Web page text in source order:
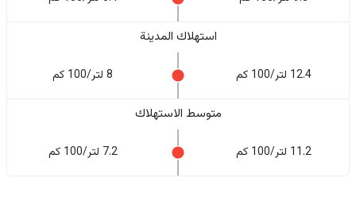
استهلاك المدينة
12.4 لتر/100 كم 8 لتر/100 كم
متوسط الاستهلاك
11.2 لتر/100 كم 7.2 لتر/100 كم